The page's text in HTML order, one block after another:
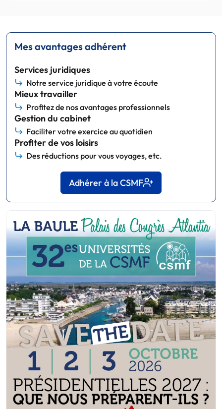
Mes avantages adhérent
Services juridiques
Notre service juridique à votre écoute
Mieux travailler
Profitez de nos avantages professionnels
Gestion du cabinet
Faciliter votre exercice au quotidien
Profiter de vos loisirs
Des réductions pour vous voyages, etc.
Adhérer à la CSMF